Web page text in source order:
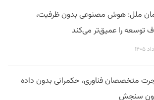
ملل: هوش مصنوعی بدون ظرفیت،
توسعه را عمیق‌تر می‌کند
متخصصان فناوری، حکمرانی بدون داده
سنجش